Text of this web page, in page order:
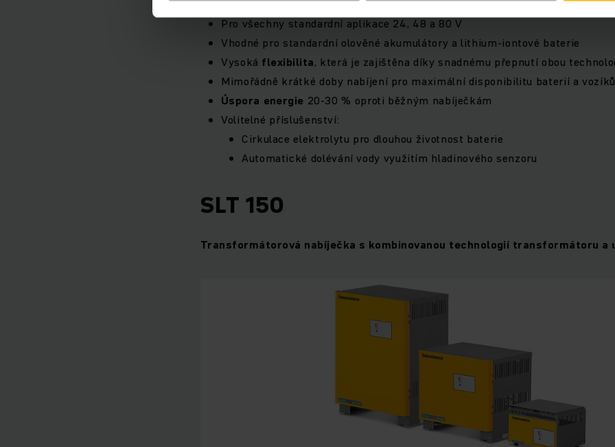
Pro všechny standardní aplikace 24, 48 a 80 V
Vhodné pro standardní olověné akumulátory a lithium-iontové baterie
Vysoká flexibilita, která je zajištěna díky snadnému přepnutí obou
Mimořádně krátké doby nabíjení pro maximální disponibilitu baterií a vozíků
Úspora energie 20-30 % oproti běžným nabíječkám
Volitelné příslušenství:
Cirkulace elektrolytu pro dlouhou životnost baterie
Automatické dolévání vody využitím hladinového senzoru
SLT 150
Transformátorová nabíječka s kombinovanou technologií transformátoru a